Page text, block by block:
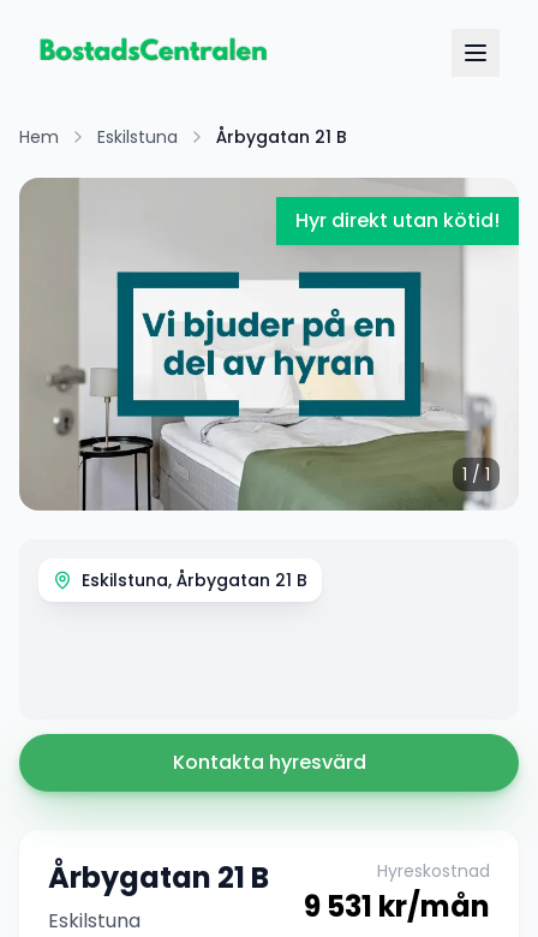
Hem Eskilstuna Årbygatan 21 B
Hyr direkt utan kötid!
1 /1
Eskilstuna, Årbygatan 21 B
Kontakta hyresvärd
Årbygatan 21 B
Eskilstuna
Hyreskostnad
9 531 kr/mån